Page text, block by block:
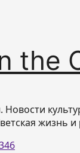
the
Новости
жизнь